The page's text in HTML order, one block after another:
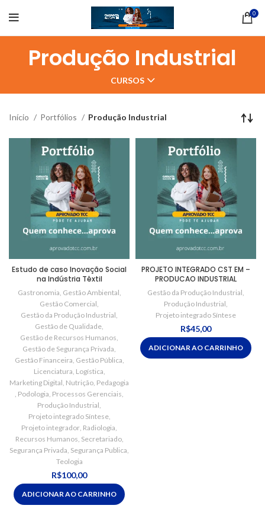
0
Produção Industrial
CURSOS
Início Portfólios Produção Industrial
Estudo de caso Inovação Social
na Indústria Têxtil
Gastronomia, Gestão Ambiental,
Gestão Comercial,
Gestão da Produção Industrial,
Gestão de Qualidade,
Gestão de Recursos Humanos,
Gestão de Segurança Privada,
Gestão Financeira, Gestão Pública,
Licenciatura, Logística,
Marketing Digital, Nutrição, Pedagogia
, Podologia, Processos Gerenciais,
Produção Industrial,
Projeto integrado Síntese,
Projeto integrador, Radiologia,
Recursos Humanos, Secretariado,
Segurança Privada, Segurança Publica,
Teologia
R$100,00
ADICIONAR AO CARRINHO
PROJETO INTEGRADO CST EM –
PRODUCAO INDUSTRIAL
Gestão da Produção Industrial,
Produção Industrial,
Projeto integrado Síntese
R$45,00
ADICIONAR AO CARRINHO